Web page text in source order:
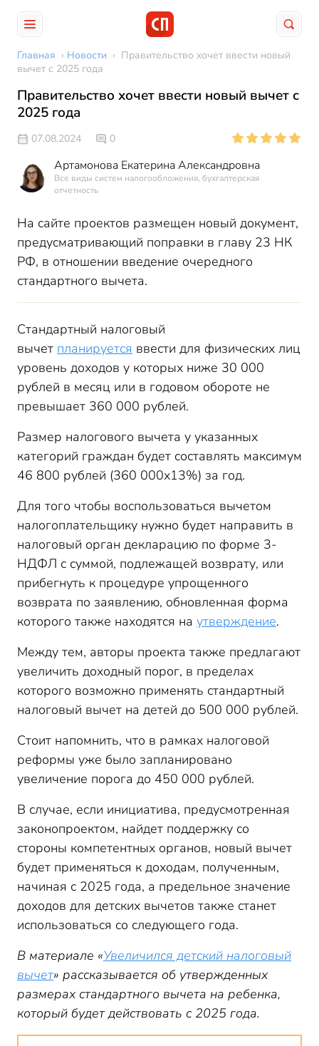
Главная › Новости › Правительство хочет ввести новый
вычет с 2025 года
Правительство хочет ввести новый вычет с
2025 года
07.08.2024 0
Артамонова Екатерина Александровна
Все виды систем налогообложения, бухгалтерская
отчетность
На сайте проектов размещен новый документ,
предусматривающий поправки в главу 23 НК
РФ, в отношении введение очередного
стандартного вычета.
Стандартный налоговый
вычет планируется ввести для физических лиц
уровень доходов у которых ниже 30 000
рублей в месяц или в годовом обороте не
превышает 360 000 рублей.
Размер налогового вычета у указанных
категорий граждан будет составлять максимум
46 800 рублей (360 000х13%) за год.
Для того чтобы воспользоваться вычетом
налогоплательщику нужно будет направить в
налоговый орган декларацию по форме 3-
НДФЛ с суммой, подлежащей возврату, или
прибегнуть к процедуре упрощенного
возврата по заявлению, обновленная форма
которого также находятся на утверждение.
Между тем, авторы проекта также предлагают
увеличить доходный порог, в пределах
которого возможно применять стандартный
налоговый вычет на детей до 500 000 рублей.
Стоит напомнить, что в рамках налоговой
реформы уже было запланировано
увеличение порога до 450 000 рублей.
В случае, если инициатива, предусмотренная
законопроектом, найдет поддержку со
стороны компетентных органов, новый вычет
будет применяться к доходам, полученным,
начиная с 2025 года, а предельное значение
доходов для детских вычетов также станет
использоваться со следующего года.
В материале «Увеличился детский налоговый
вычет» рассказывается об утвержденных
размерах стандартного вычета на ребенка,
который будет действовать с 2025 года.